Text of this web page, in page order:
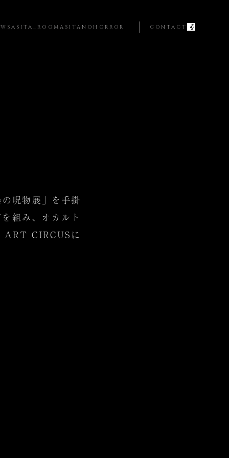
ASITA_ROOM ASITANOHORROR CONTACT
呪物展」を手掛
組み、オカルト
ART CIRCUSに